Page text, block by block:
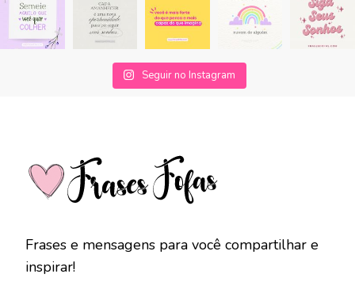
Seguir no Instagram
Frases e mensagens para você compartilhar e
inspirar!